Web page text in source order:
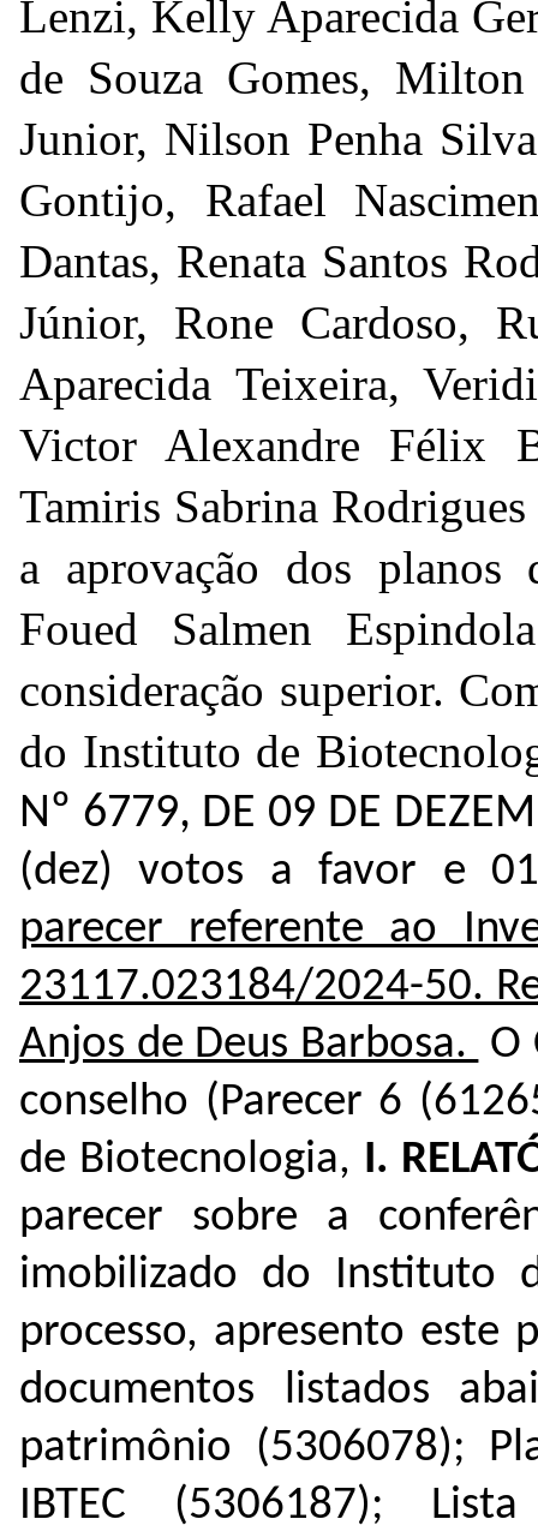
Lenzi, Kelly Aparecida
de Souza Gomes,
Junior, Nilson Penha
Gontijo, Rafael
Dantas, Renata Santos
Júnior, Rone Cardoso,
Aparecida Teixeira,
Victor Alexandre Félix
Tamiris Sabrina
a aprovação dos planos
Foued Salmen
consideração superior.
do Instituto de
Nº 6779, DE 09 DE
(dez) votos a favor e
parecer referente ao
23117.023184/2024-50.
Anjos de Deus Barbosa. O
conselho (Parecer 6 (
de Biotecnologia, I.
parecer sobre a
imobilizado do Instituto
processo, apresento este
documentos listados
patrimônio (5306078);
IBTEC (5306187);